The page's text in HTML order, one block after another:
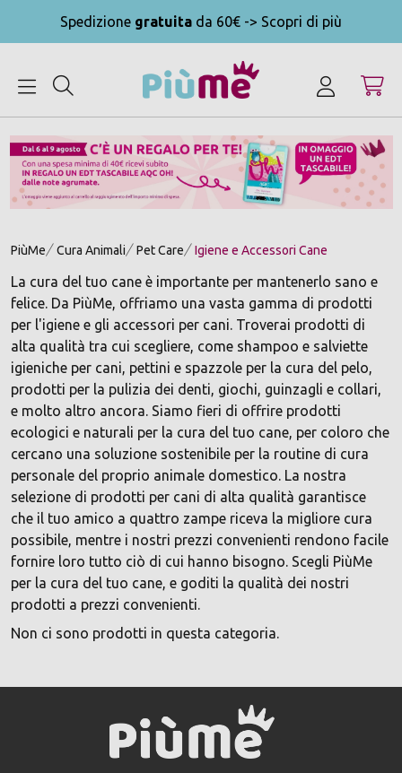
Spedizione gratuita da 60€ -> Scopri di più
PiùMe Cura Animali Pet Care Igiene e Accessori Cane
La cura del tuo cane è importante per mantenerlo sano e
felice. Da PiùMe, offriamo una vasta gamma di prodotti
per l'igiene e gli accessori per cani. Troverai prodotti di
alta qualità tra cui scegliere, come shampoo e salviette
igieniche per cani, pettini e spazzole per la cura del pelo,
prodotti per la pulizia dei denti, giochi, guinzagli e collari,
e molto altro ancora. Siamo fieri di offrire prodotti
ecologici e naturali per la cura del tuo cane, per coloro che
cercano una soluzione sostenibile per la routine di cura
personale del proprio animale domestico. La nostra
selezione di prodotti per cani di alta qualità garantisce
che il tuo amico a quattro zampe riceva la migliore cura
possibile, mentre i nostri prezzi convenienti rendono facile
fornire loro tutto ciò di cui hanno bisogno. Scegli PiùMe
per la cura del tuo cane, e goditi la qualità dei nostri
prodotti a prezzi convenienti.
Non ci sono prodotti in questa categoria.